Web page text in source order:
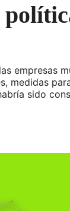
empresas
medidas
sido